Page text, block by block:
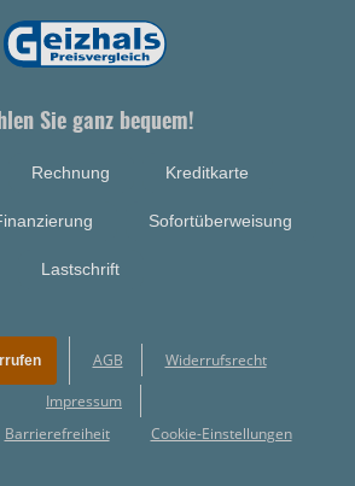
Sie ganz bequem!
Rechnung Kreditkarte
Sofortüberweisung
Lastschrift
AGB Widerrufsrecht
Impressum
Barrierefreiheit Cookie-Einstellungen